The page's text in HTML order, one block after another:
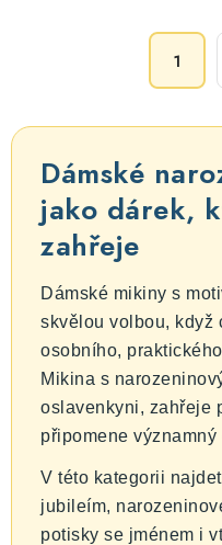
c
í
á
n
1
Dámské
jako dárek,
zahřeje
Dámské mikiny s
skvělou volbou, když
osobního,
Mikina s
oslavenkyni, zahřeje
připomene
V této kategorii
jubileím,
potisky se jménem i